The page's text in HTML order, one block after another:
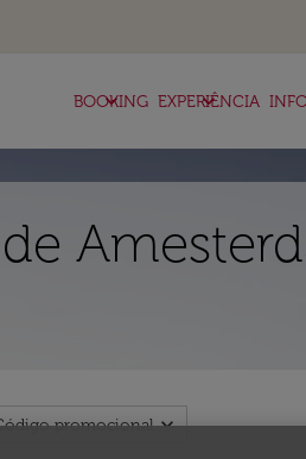
BOOKING
keyboard_arrow_down EXPERIÊNCIA
keyboard_arrow_down
promocionalexpand_more